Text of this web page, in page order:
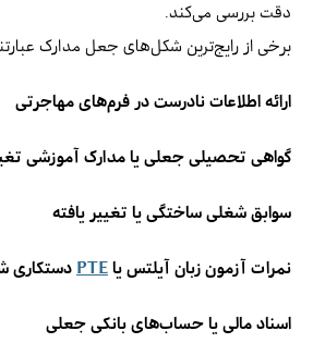
دقت بررسی می‌کند.
برخی از رایج‌ترین شکل‌های جعل مدارک
ارائه اطلاعات نادرست در فرم‌های مهاجرتی
گواهی تحصیلی جعلی یا مدارک آموزشی
سوابق شغلی ساختگی یا تغییر یافته
نمرات آزمون زبان آیلتس یا PTE دستکاری
اسناد مالی یا حساب‌های بانکی جعلی